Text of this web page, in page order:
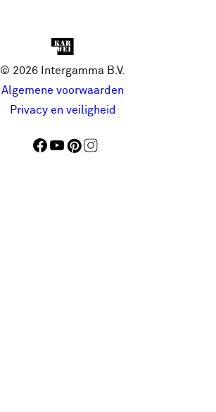
© 2026 Intergamma B.V.
Algemene voorwaarden
Privacy en veiligheid